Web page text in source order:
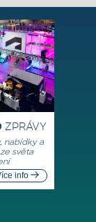
ZPRÁVY
nabídky a
světa
info